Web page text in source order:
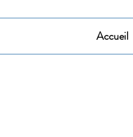
Accueil